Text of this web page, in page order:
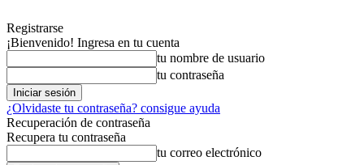
Registrarse
¡Bienvenido! Ingresa en tu cuenta
tu nombre de usuario
tu contraseña
¿Olvidaste tu contraseña? consigue ayuda
Recuperación de contraseña
Recupera tu contraseña
tu correo electrónico